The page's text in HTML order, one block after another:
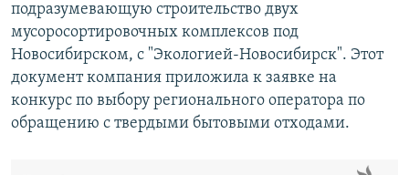
подразумевающую строительство двух
мусоросортировочных комплексов под
Новосибирском, с "Экологией-Новосибирск". Этот
документ компания приложила к заявке на
конкурс по выбору регионального оператора по
обращению с твердыми бытовыми отходами.